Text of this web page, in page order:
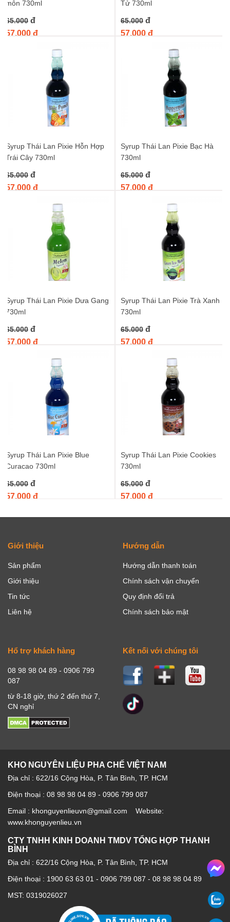
syrup trà xanh nhập khẩu thái lan
siro trà xanh pixie
xanh pixie
môn 730ml
65.000 đ
57.000 đ
Tử 730ml
65.000 đ
57.000 đ
Syrup Thái Lan Pixie Hỗn Hợp
Trái Cây 730ml
65.000 đ
57.000 đ
Syrup Thái Lan Pixie Bạc Hà
730ml
65.000 đ
57.000 đ
Syrup Thái Lan Pixie Dưa Gang
730ml
65.000 đ
57.000 đ
Syrup Thái Lan Pixie Trà Xanh
730ml
65.000 đ
57.000 đ
Syrup Thái Lan Pixie Blue
Curacao 730ml
65.000 đ
57.000 đ
Syrup Thái Lan Pixie Cookies
730ml
65.000 đ
57.000 đ
Giới thiệu
Sản phẩm
Giới thiệu
Tin tức
Liên hệ
Hướng dẫn
Hướng dẫn thanh toán
Chính sách vận chuyển
Quy định đổi trả
Chính sách bảo mật
Hổ trợ khách hàng
08 98 98 04 89 - 0906 799
087
từ 8-18 giờ, thứ 2 đến thứ 7,
CN nghỉ
Kết nối với chúng tôi
KHO NGUYÊN LIỆU PHA CHẾ VIỆT NAM
Địa chỉ : 622/16 Cộng Hòa, P. Tân Bình, TP. HCM
Điện thoại : 08 98 98 04 89 - 0906 799 087
Email : khonguyenlieuvn@gmail.com Website:
www.khonguyenlieu.vn
CTY TNHH KINH DOANH TMDV TỔNG HỢP THANH
BÌNH
Địa chỉ : 622/16 Cộng Hòa, P. Tân Bình, TP. HCM
Điện thoại : 1900 63 63 01 - 0906 799 087 - 08 98 98 04 89
MST: 0319026027